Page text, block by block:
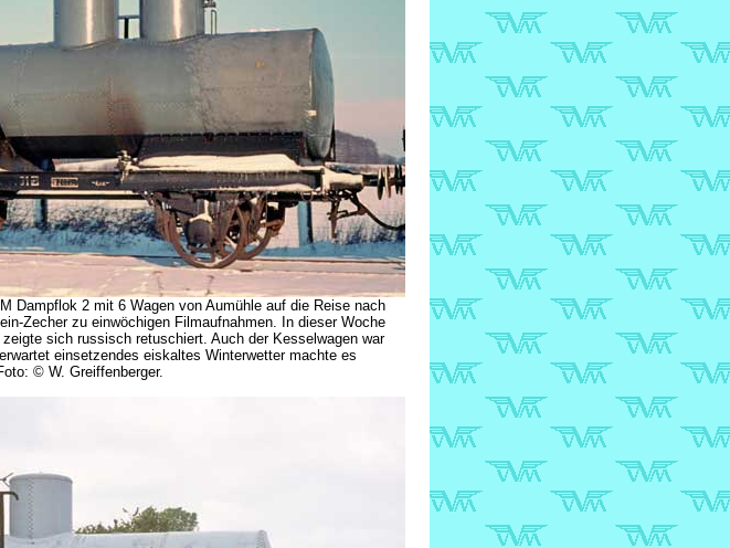
Dampflok 2 mit 6 Wagen von Aumühle auf die Reise nach
Zecher zu einwöchigen Filmaufnahmen. In dieser Woche
sich russisch retuschiert. Auch der Kesselwagen war
einsetzendes eiskaltes Winterwetter machte es
© W. Greiffenberger.